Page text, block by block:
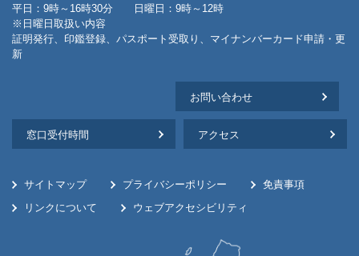
平日：9時～16時30分 日曜日：9時～12時
※日曜日取扱い内容
証明発行、印鑑登録、パスポート受取り、マイナンバーカード申請・更
新
お問い合わせ
窓口受付時間 アクセス
サイトマップ プライバシーポリシー
免責事項
リンクについて
ウェブアクセシビリティ